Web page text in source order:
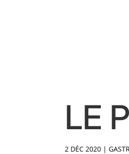
LE
2 DÉC 2020 |